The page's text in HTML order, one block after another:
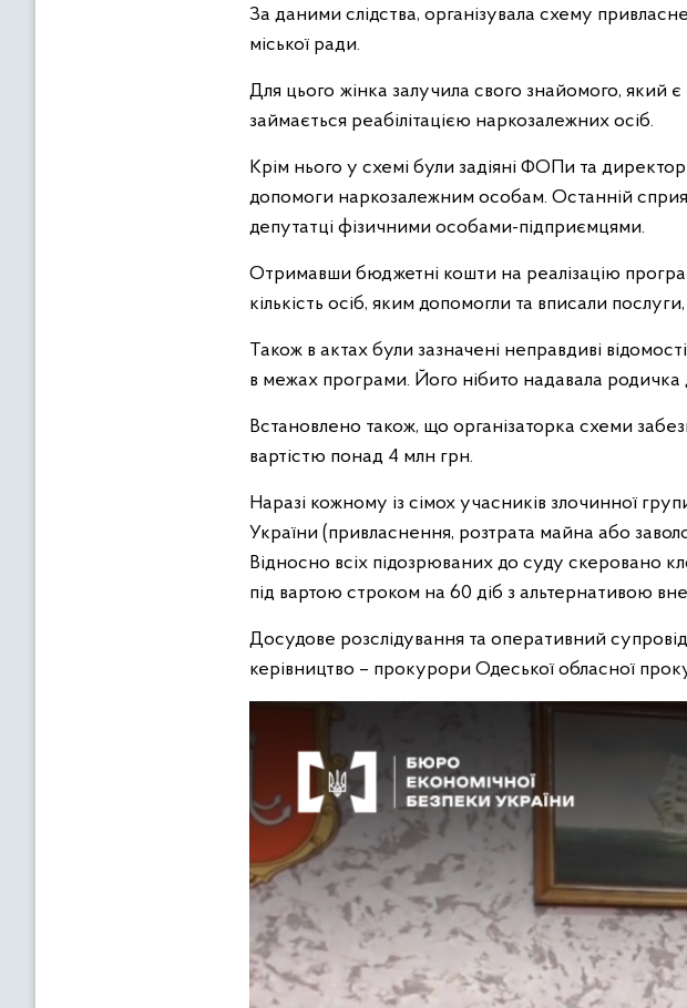
За даними слідства, організувала схему
міської ради.
Для цього жінка залучила свого знайомого, який є
займається реабілітацією наркозалежних осіб.
Крім нього у схемі були задіяні ФОПи та
допомоги наркозалежним особам. Останній
депутатці фізичними особами-підприємцями.
Отримавши бюджетні кошти на реалізацію
кількість осіб, яким допомогли та вписали
Також в актах були зазначені неправдиві
в межах програми. Його нібито надавала родичка
Встановлено також, що організаторка схеми
вартістю понад 4 млн грн.
Наразі кожному із сімох учасників злочинної
України (привласнення, розтрата майна або
Відносно всіх підозрюваних до суду скеровано
під вартою строком на 60 діб з альтернативою
Досудове розслідування та оперативний
керівництво – прокурори Одеської обласної